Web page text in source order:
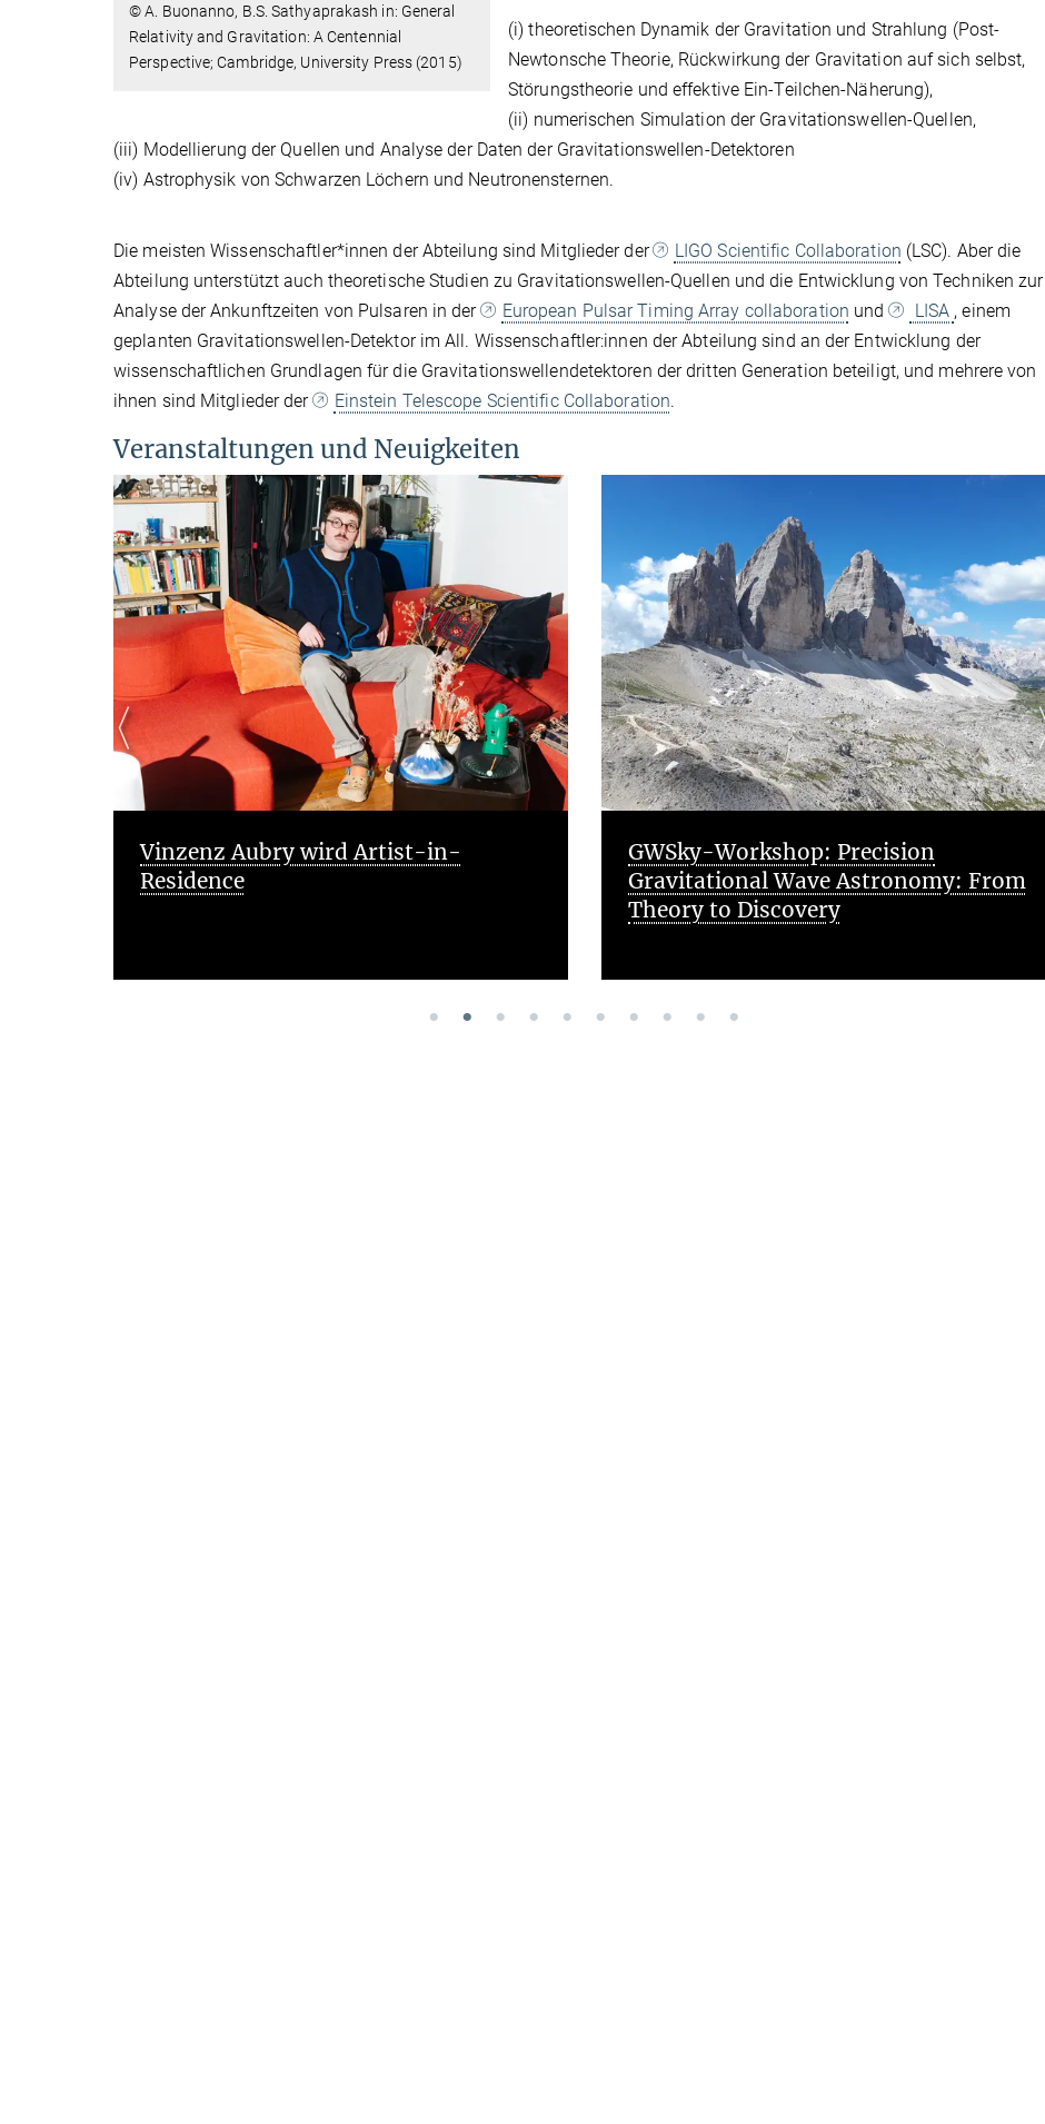
© A. Buonanno, B.S. Sathyaprakash in: General
Relativity and Gravitation: A Centennial
Perspective; Cambridge, University Press (2015)
(i) theoretischen Dynamik der Gravitation und Strahlung (Post-
Newtonsche Theorie, Rückwirkung der Gravitation auf sich selbst,
Störungstheorie und effektive Ein-Teilchen-Näherung),
(ii) numerischen Simulation der Gravitationswellen-Quellen,
(iii) Modellierung der Quellen und Analyse der Daten der Gravitationswellen-Detektoren
(iv) Astrophysik von Schwarzen Löchern und Neutronensternen.
Die meisten Wissenschaftler*innen der Abteilung sind Mitglieder der LIGO Scientific Collaboration (LSC). Aber die
Abteilung unterstützt auch theoretische Studien zu Gravitationswellen-Quellen und die Entwicklung von Techniken zur
Analyse der Ankunftzeiten von Pulsaren in der
European Pulsar Timing Array collaboration und LISA , einem
geplanten Gravitationswellen-Detektor im All. Wissenschaftler:innen der Abteilung sind an der Entwicklung der
wissenschaftlichen Grundlagen für die Gravitationswellendetektoren der dritten Generation beteiligt, und mehrere von
ihnen sind Mitglieder der
Einstein Telescope Scientific Collaboration.
Veranstaltungen und Neuigkeiten
GWSky-Workshop: Precision
Gravitational Wave Astronomy: From
A new way to study neutron stars
using simulations and universal
patterns